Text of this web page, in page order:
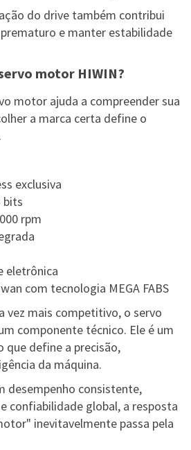
do drive também contribui
e manter estabilidade
motor HIWIN?
motor ajuda a compreender sua
a marca certa define o
exclusiva
bits
rpm
eletrônica
com tecnologia MEGA FABS
vez mais competitivo, o servo
componente técnico. Ele é um
define a precisão,
da máquina.
desempenho consistente,
confiabilidade global, a resposta
inevitavelmente passa pela